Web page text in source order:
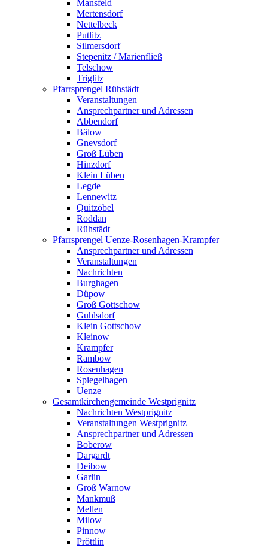
Mansfeld
Mertensdorf
Nettelbeck
Putlitz
Silmersdorf
Stepenitz / Marienfließ
Telschow
Triglitz
Pfarrsprengel Rühstädt
Veranstaltungen
Ansprechpartner und Adressen
Abbendorf
Bälow
Gnevsdorf
Groß Lüben
Hinzdorf
Klein Lüben
Legde
Lennewitz
Quitzöbel
Roddan
Rühstädt
Pfarrsprengel Uenze-Rosenhagen-Krampfer
Ansprechpartner und Adressen
Veranstaltungen
Nachrichten
Burghagen
Düpow
Groß Gottschow
Guhlsdorf
Klein Gottschow
Kleinow
Krampfer
Rambow
Rosenhagen
Spiegelhagen
Uenze
Gesamtkirchengemeinde Westprignitz
Nachrichten Westprignitz
Veranstaltungen Westprignitz
Ansprechpartner und Adressen
Boberow
Dargardt
Deibow
Garlin
Groß Warnow
Mankmuß
Mellen
Milow
Pinnow
Pröttlin